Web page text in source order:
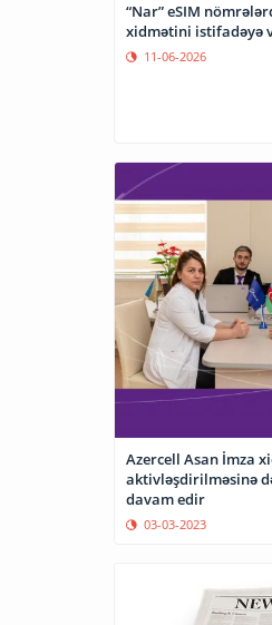
“Nar” eSIM
xidmətini istifadəyə
11-06-2026
Azercell Asan İmza
aktivləşdirilməsinə
davam edir
03-03-2023